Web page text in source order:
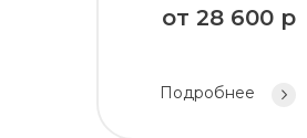
от28 600 р
Подробнее